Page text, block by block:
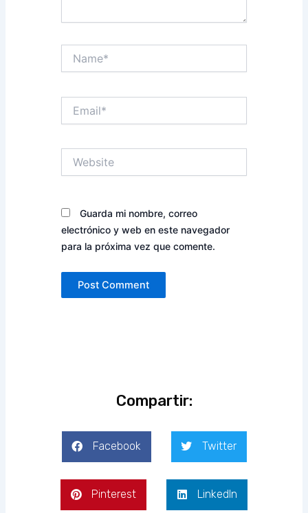
Guarda mi nombre, correo
electrónico y web en este navegador
para la próxima vez que comente.
Compartir:
Facebook Twitter
Pinterest LinkedIn